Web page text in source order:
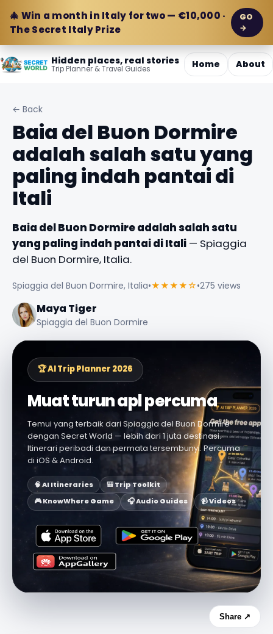
🎄 Win a month in Italy for two — €10,000 ·
The Secret Italy Prize
GO
→
Hidden places, real stories
Trip Planner & Travel Guides Home About
← Back
Baia del Buon Dormire
adalah salah satu yang
paling indah pantai di
Itali
Baia del Buon Dormire adalah salah satu
yang paling indah pantai di Itali — Spiaggia
del Buon Dormire, Italia.
Spiaggia del Buon Dormire, Italia•★★★★☆•275 views
Maya Tiger
Spiaggia del Buon Dormire
🏆 AI Trip Planner 2026
Muat turun apl percuma
Temui yang terbaik dari Spiaggia del Buon Dormire
dengan Secret World — lebih dari 1 juta destinasi.
Itinerari peribadi dan permata tersembunyi. Percuma
di iOS & Android.
🧠 AI Itineraries
🎒 Trip Toolkit
🎮 KnowWhere Game
🎧 Audio Guides 📹 Videos
Share ↗